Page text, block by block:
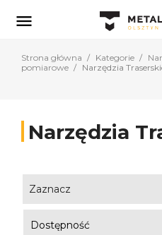

Strona główna Kategorie
pomiarowe
Narzędzia
Narzędzia
Zaznacz
Dostępność